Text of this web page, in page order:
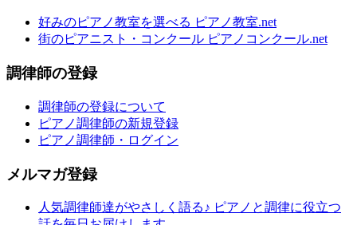
好みのピアノ教室を選べる ピアノ教室.net
街のピアニスト・コンクール ピアノコンクール.net
調律師の登録
調律師の登録について
ピアノ調律師の新規登録
ピアノ調律師・ログイン
メルマガ登録
人気調律師達がやさしく語る♪ ピアノと調律に役立つ